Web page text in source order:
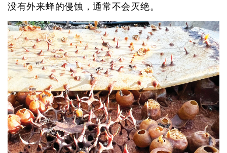
没有外来蜂的侵蚀，通常不会灭绝。